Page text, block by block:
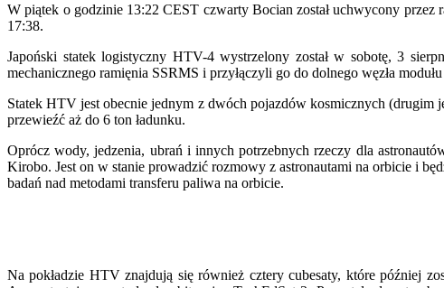
W piątek o godzinie 13:22 CEST czwarty Bocian został uchwycony przez
17:38.
Japoński statek logistyczny HTV-4 wystrzelony został w sobotę, 3
mechanicznego ramięnia SSRMS i przyłączyli go do dolnego węzła
Statek HTV jest obecnie jednym z dwóch pojazdów kosmicznych (drugim
przewieźć aż do 6 ton ładunku.
Oprócz wody, jedzenia, ubrań i innych potrzebnych rzeczy dla
Kirobo. Jest on w stanie prowadzić rozmowy z astronautami na orbicie i
badań nad metodami transferu paliwa na orbicie.
Na pokładzie HTV znajdują się również cztery cubesaty, które później